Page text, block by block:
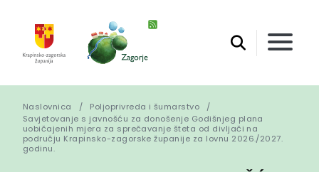
Naslovnica
Poljoprivreda i šumarstvo
Savjetovanje s javnošću za donošenje Godišnjeg plana
uobičajenih mjera za sprečavanje šteta od divljači na
području Krapinsko-zagorske županije za lovnu 2026./2027.
godinu.